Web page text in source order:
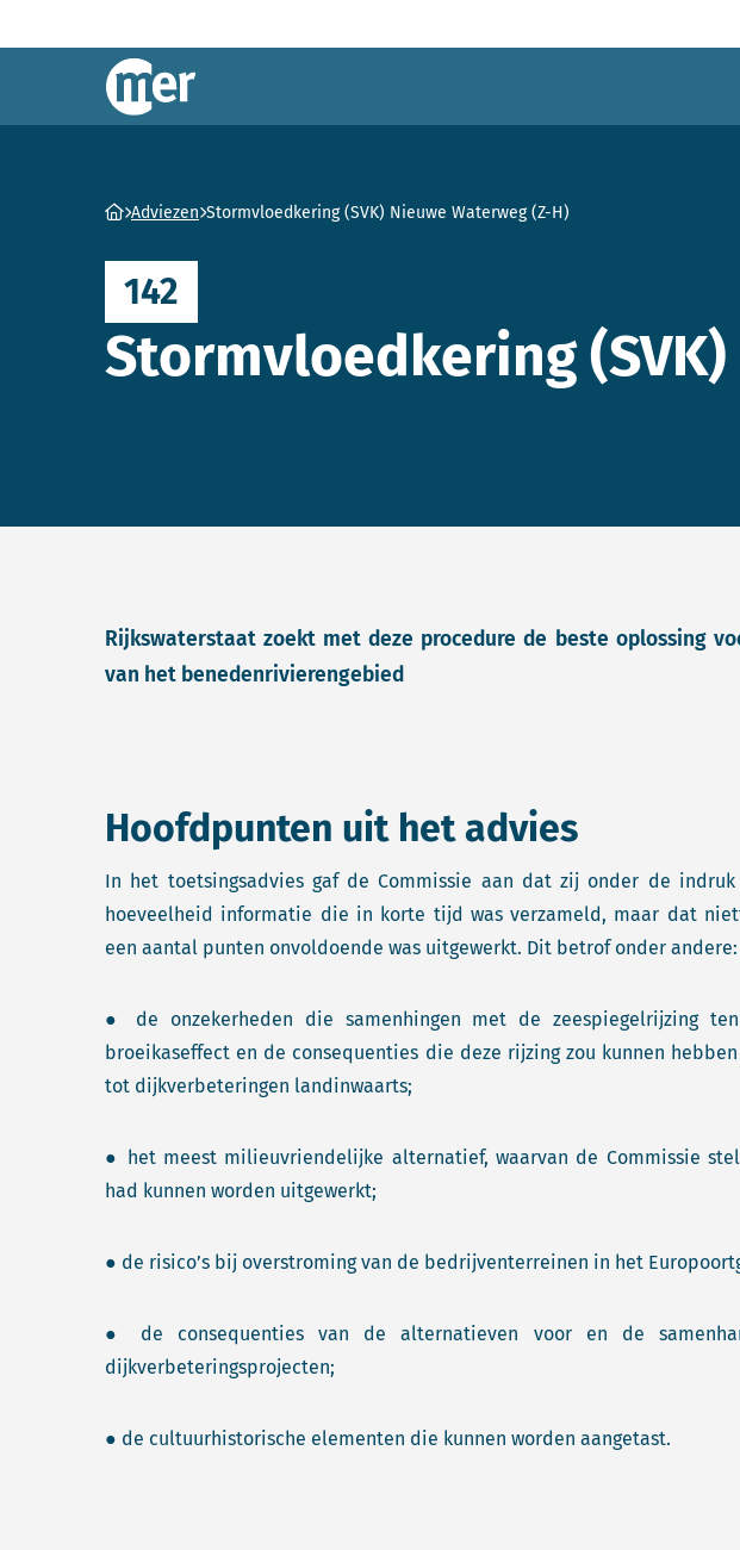
Commissie mer
Ga naar homepage
Adviezen Stormvloedkering (SVK) Nieuwe Waterweg (Z-H)
142
Stormvloedkering
Rijkswaterstaat zoekt met deze procedure de beste oplossing
van het benedenrivierengebied
Hoofdpunten uit het advies
In het toetsingsadvies gaf de Commissie aan dat zij onder de
hoeveelheid informatie die in korte tijd was verzameld, maar dat
een aantal punten onvoldoende was uitgewerkt. Dit betrof onder andere:
● de onzekerheden die samenhingen met de zeespiegelrijzing
broeikaseffect en de consequenties die deze rijzing zou kunnen
tot dijkverbeteringen landinwaarts;
● het meest milieuvriendelijke alternatief, waarvan de Commissie
had kunnen worden uitgewerkt;
● de risico’s bij overstroming van de bedrijventerreinen in het
● de consequenties van de alternatieven voor en de
dijkverbeteringsprojecten;
● de cultuurhistorische elementen die kunnen worden aangetast.